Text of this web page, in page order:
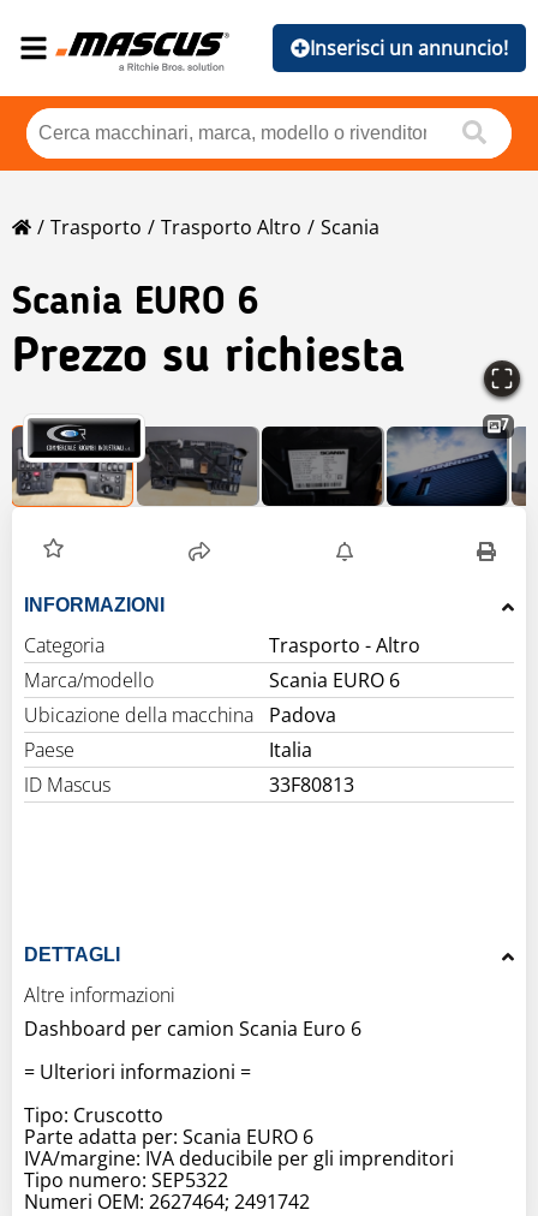
Inserisci un annuncio!
Trasporto Trasporto Altro Scania
Scania EURO 6
Prezzo su richiesta
7
INFORMAZIONI
Categoria
Trasporto - Altro
Marca/modello
Scania EURO 6
Ubicazione della macchina
Padova
Paese
Italia
ID Mascus
33F80813
DETTAGLI
Altre informazioni
Dashboard per camion Scania Euro 6
= Ulteriori informazioni =
Tipo: Cruscotto
Parte adatta per: Scania EURO 6
IVA/margine: IVA deducibile per gli imprenditori
Tipo numero: SEP5322
Numeri OEM: 2627464; 2491742